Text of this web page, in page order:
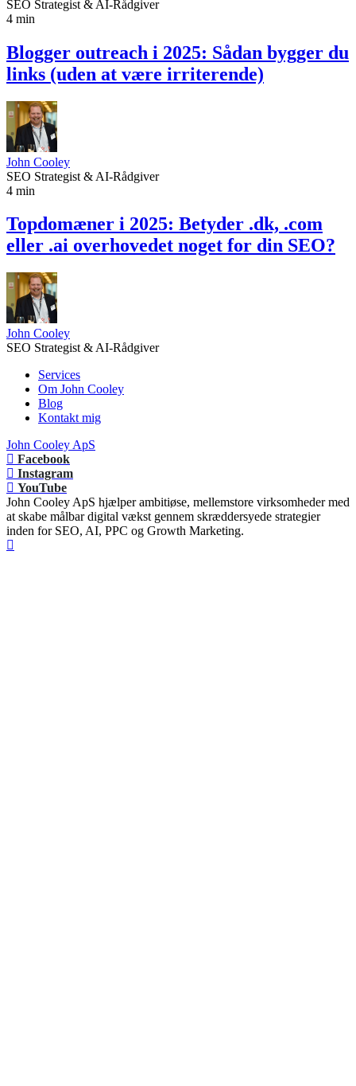
SEO Strategist & AI-Rådgiver
4 min
Blogger outreach i 2025: Sådan bygger du
links (uden at være irriterende)
John Cooley
SEO Strategist & AI-Rådgiver
4 min
Topdomæner i 2025: Betyder .dk, .com
eller .ai overhovedet noget for din SEO?
John Cooley
SEO Strategist & AI-Rådgiver
Services
Om John Cooley
Blog
Kontakt mig
John Cooley ApS
Facebook
Instagram
YouTube
John Cooley ApS hjælper ambitiøse, mellemstore virksomheder med
at skabe målbar digital vækst gennem skræddersyede strategier
inden for SEO, AI, PPC og Growth Marketing.